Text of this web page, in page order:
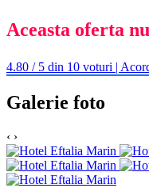
Aceasta oferta
4.80 / 5 din 10 voturi |
Galerie foto
‹ ›